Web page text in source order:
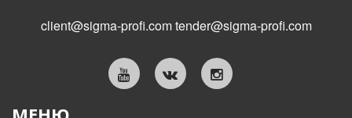
client@sigma-profi.comtender@sigma-profi.com